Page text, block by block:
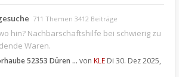
711 Themen 3412 Beiträge
hin? Nachbarschaftshilfe bei schwierig zu
Waren.
52353 Düren … von KLE Di 30. Dez 2025,